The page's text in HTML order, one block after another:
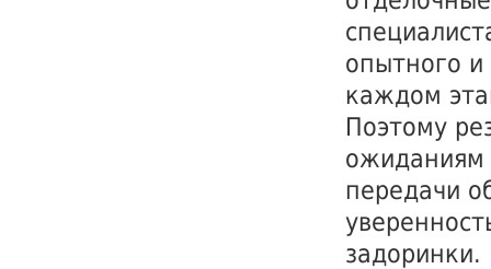
опытного и
каждом
Поэтому
ожиданиям
передачи
задоринки.